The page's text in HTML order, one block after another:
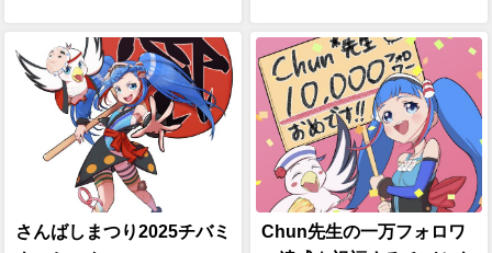
さんばしまつり2025チバミ
Chun先生の一万フォロワ